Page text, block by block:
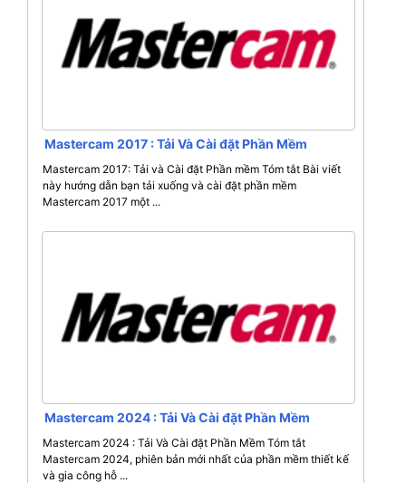
Mastercam 2017 : Tải Và Cài đặt Phần Mềm
Mastercam 2017: Tải và Cài đặt Phần mềm Tóm tắt Bài viết
này hướng dẫn bạn tải xuống và cài đặt phần mềm
Mastercam 2017 một ...
Mastercam 2024 : Tải Và Cài đặt Phần Mềm
Mastercam 2024 : Tải Và Cài đặt Phần Mềm Tóm tắt
Mastercam 2024, phiên bản mới nhất của phần mềm thiết kế
và gia công hỗ ...